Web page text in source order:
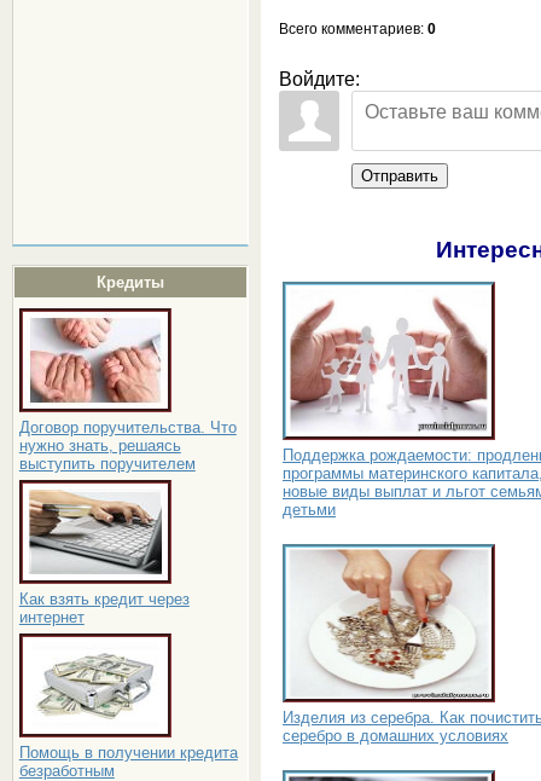
Кредиты
Договор поручительства. Что
нужно знать, решаясь
выступить поручителем
Как взять кредит через
интернет
Помощь в получении кредита
безработным
Всего комментариев: 0
Войдите:
Отправить
Поддержка рождаемости:
программы материнского
новые виды выплат и льгот
детьми
Изделия из серебра. Как
серебро в домашних условиях